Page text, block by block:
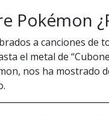
Pokémon
a canciones de
el metal de
nos ha mostrado